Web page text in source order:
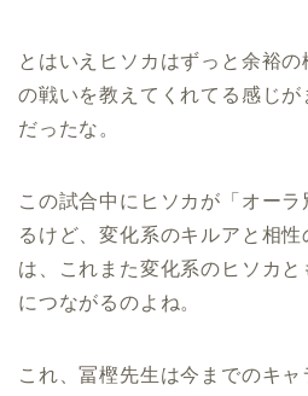
とはいえヒソカはずっと余裕
の戦いを教えてくれてる感じ
だったな。
この試合中にヒソカが「オー
るけど、変化系のキルアと相
は、これまた変化系のヒソカ
につながるのよね。
これ、冨樫先生は今までのキ